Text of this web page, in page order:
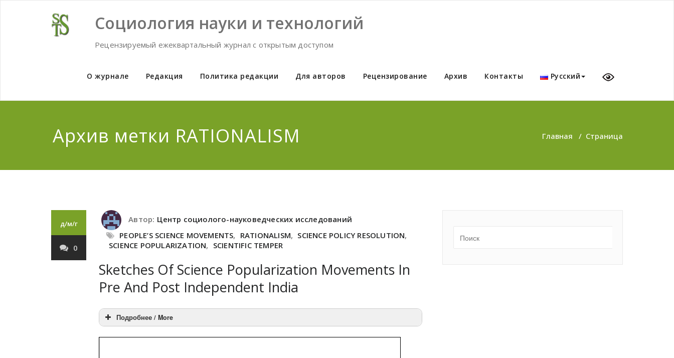
Социология науки и технологий
Рецензируемый ежеквартальный журнал с открытым доступом
О журнале Редакция Политика редакции Для авторов Рецензирование Архив Контакты Русский
Архив метки RATIONALISM Главная / Страница
д/м/г
0
Автор: Центр социолого-науковедческих исследований
PEOPLE’S SCIENCE MOVEMENTS, RATIONALISM, SCIENCE POLICY RESOLUTION,
SCIENCE POPULARIZATION, SCIENTIFIC TEMPER
Sketches Of Science Popularization Movements In
Pre And Post Independent India
Подробнее / More